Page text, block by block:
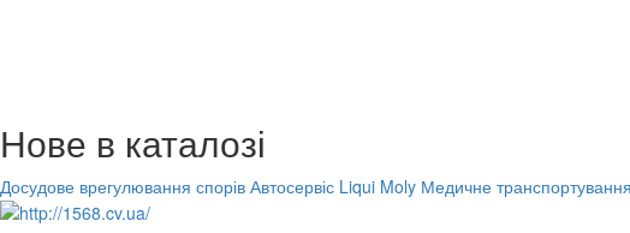
Нове в каталозі
Досудове врегулювання спорів Автосервіс Liqui Moly Медичне